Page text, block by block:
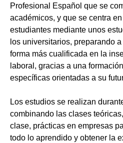
Profesional Español que se
académicos, y que se centra
estudiantes mediante unos
los universitarios, preparando
forma más cualificada en la
laboral, gracias a una
específicas orientadas a su
Los estudios se realizan
combinando las clases
clase, prácticas en empresas
todo lo aprendido y obtener la